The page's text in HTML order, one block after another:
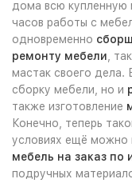
дома всю купленную
часов работы с
одновременно
ремонту мебели,
мастак своего
сборку мебели, но и
также изготовление
Конечно, теперь
условиях ещё можно
мебель на заказ
подручных